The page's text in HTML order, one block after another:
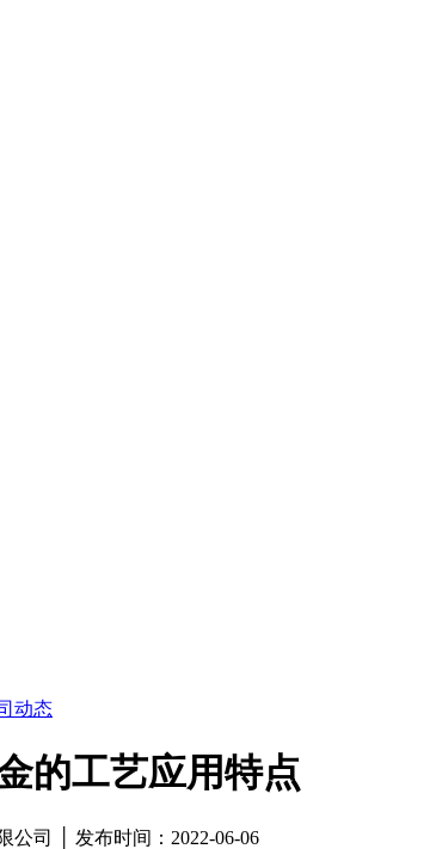
动态
的工艺应用特点
公司 │ 发布时间：2022-06-06